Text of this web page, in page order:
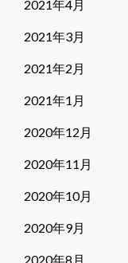
2021年4月
2021年3月
2021年2月
2021年1月
2020年12月
2020年11月
2020年10月
2020年9月
2020年8月